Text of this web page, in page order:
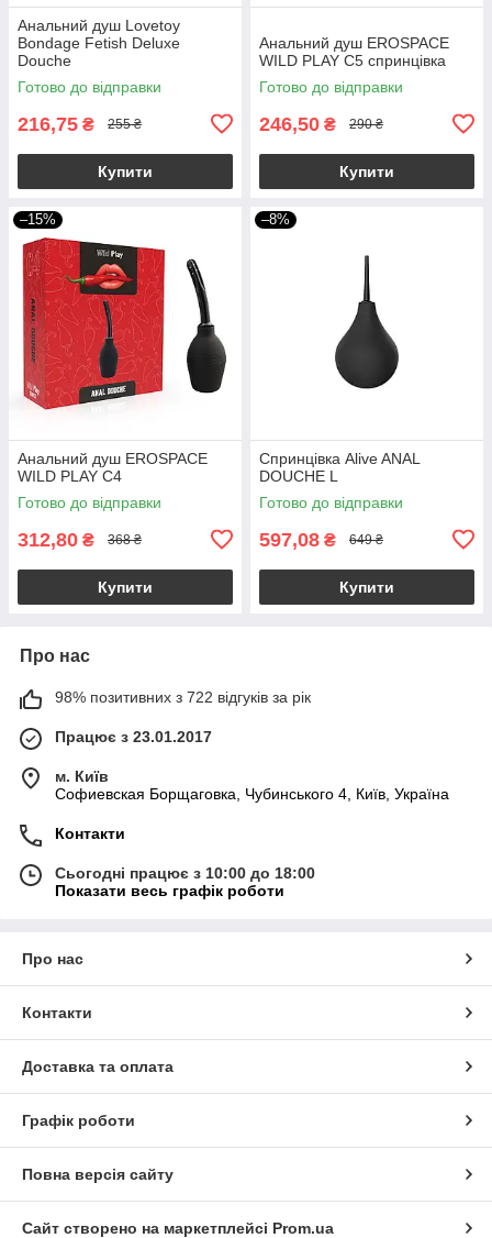
Анальний душ Lovetoy
Bondage Fetish Deluxe
Douche
Готово до відправки
216,75 ₴ 255 ₴
Купити
Анальний душ EROSPACE
WILD PLAY C5 спринцівка
Готово до відправки
246,50 ₴ 290 ₴
Купити
–15%
Анальний душ EROSPACE
WILD PLAY C4
Готово до відправки
312,80 ₴ 368 ₴
Купити
–8%
Спринцівка Alive ANAL
DOUCHE L
Готово до відправки
597,08 ₴ 649 ₴
Купити
Про нас
98% позитивних з 722 відгуків за рік
Працює з 23.01.2017
м. Київ
Софиевская Борщаговка, Чубинського 4, Київ, Україна
Контакти
Сьогодні працює з 10:00 до 18:00
Показати весь графік роботи
Про нас
Контакти
Доставка та оплата
Графік роботи
Повна версія сайту
Сайт створено на маркетплейсі Prom.ua